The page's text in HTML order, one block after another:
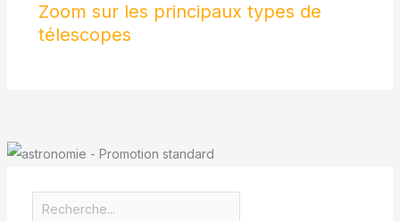
Zoom sur les principaux types de
télescopes